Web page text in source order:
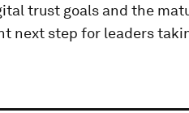
trust goals and the
next step for leaders